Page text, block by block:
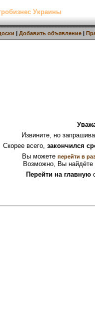
Украины
| Добавить объявление |
Извините, но
Скорее всего, закончился
Вы можете перейти в
Возможно, Вы найдёте
Перейти на главную